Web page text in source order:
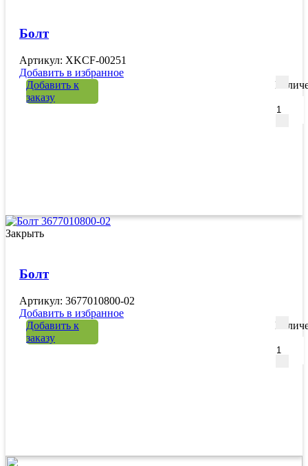
Болт
Артикул: XKCF-00251
Добавить в избранное
Добавить к
заказу
Закрыть
Болт
Артикул: 3677010800-02
Добавить в избранное
Добавить к
заказу